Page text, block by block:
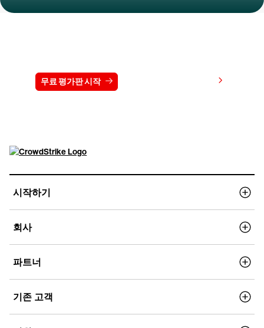
무료 평가판 시작
시작하기
회사
파트너
기존 고객